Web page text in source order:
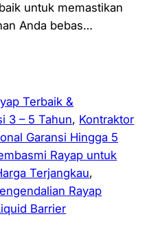
untuk memastikan
Anda bebas…
Terbaik &
3 – 5 Tahun, Kontraktor
Garansi Hingga 5
Rayap untuk
Terjangkau
Rayap
Barrier